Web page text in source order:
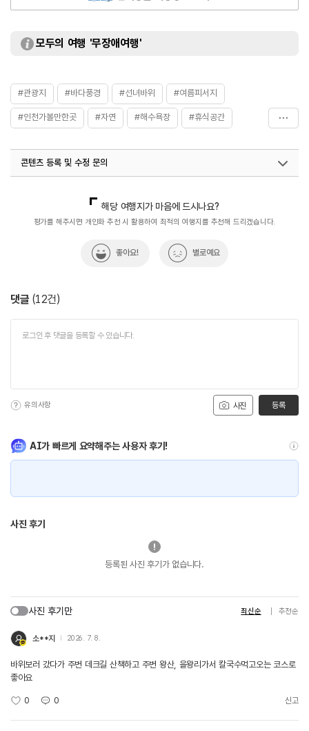
모두의 여행 '무장애여행'
#관광지 #바다풍경 #선녀바위 #여름피서지
#인천가볼만한곳 #자연 #해수욕장 #휴식공간
콘텐츠 등록 및 수정 문의
지역콘텐츠육성팀(반려동물동반여행)
02-7299-582
해당 여행지가 마음에 드시나요?
평가를 해주시면 개인화 추천 시 활용하여 최적의 여행지를 추천해 드리겠습니다.
좋아요! 별로예요
댓글 (12건)
사진
유의사항 등록
AI가 빠르게 요약해주는 사용자 후기!
사진 후기
등록된 사진 후기가 없습니다.
사진 후기만 최신순 추천순
소**지 2026. 7. 8.
바위보러 갔다가 주변 데크길 산책하고 주변 왕산, 을왕리가서 칼국수먹고오는 코스로
좋아요
0 0 신고